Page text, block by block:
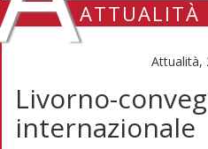
ATTUALITÀ
Attualità,
Livorno-
internazionale